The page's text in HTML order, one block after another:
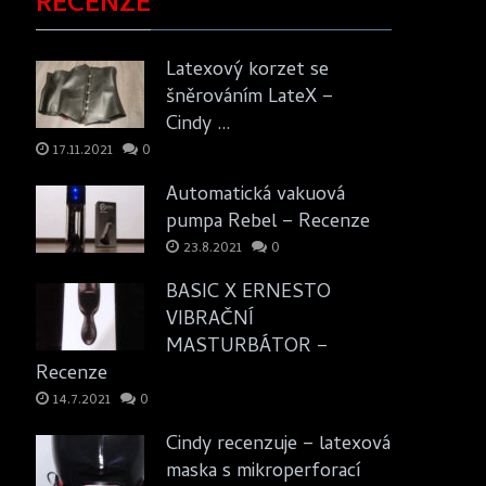
Latexový korzet se
šněrováním LateX –
Cindy …
17.11.2021 0
Automatická vakuová
pumpa Rebel – Recenze
23.8.2021 0
BASIC X ERNESTO
VIBRAČNÍ
MASTURBÁTOR –
Recenze
14.7.2021 0
Cindy recenzuje – latexová
maska s mikroperforací